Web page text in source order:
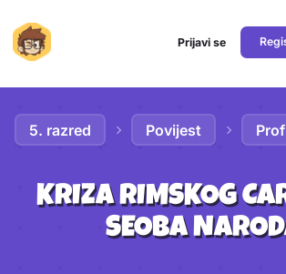
Prijavi se
5. razred Povijest
KRIZA RIMSKOG
SEOBA